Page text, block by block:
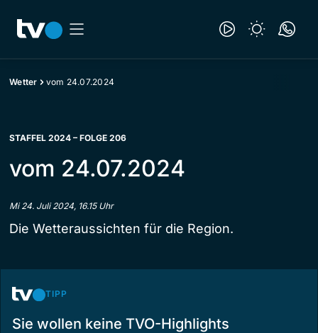
Wetter vom 24.07.2024
STAFFEL 2024 – FOLGE 206
vom 24.07.2024
Mi 24. Juli 2024, 16.15 Uhr
Die Wetteraussichten für die Region.
TIPP
Sie wollen keine TVO-Highlights